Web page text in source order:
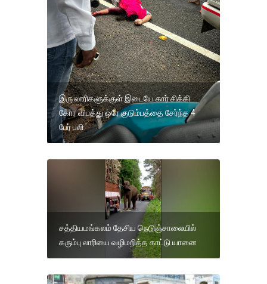
இரு லாரிகளுக்குள் இடையே கார் சிக்கி
கோர விபத்து ஒரே குடும்பத்தை சேர்ந்த 4
பேர் பலி
சத்தியமங்கலம் தேசிய நெடுஞ்சாலையில்
கரும்பு லாரியை வழிமறித்த காட்டு யானை